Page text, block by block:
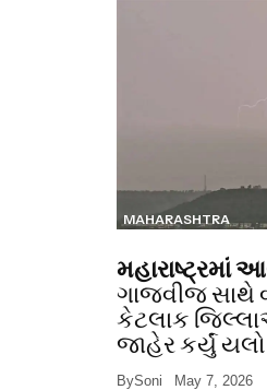
MAHARASHTRA
મહારાષ્ટ્રમાં
ગાજવીજ સાથે
કેટલાક
જાહેર કર્યું
BySoni May 7, 2026